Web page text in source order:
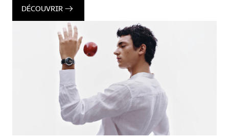
DÉCOUVRIR